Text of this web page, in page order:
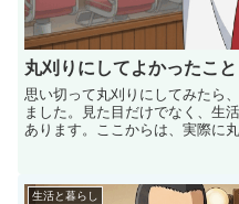
丸刈りにしてよかったこと
思い切って丸刈りにしてみたら
ました。見た目だけでなく、生
あります。ここからは、実際に
生活と暮らし